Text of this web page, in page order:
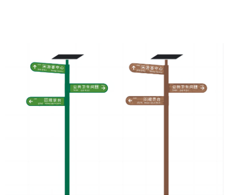
喜报｜热烈祝贺深圳市泽瑞创意传媒有限责任公司成功中标深圳市龙岗区人民医
院 2026 年度零星标识、宣传推广服务项目！感谢信任，不负所托，...